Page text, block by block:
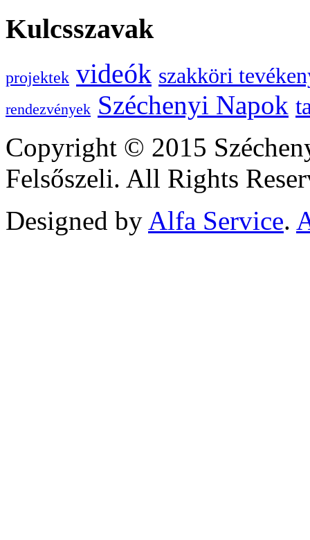
Kulcsszavak
projektek videók szakköri
rendezvények Széchenyi Napok
Copyright © 2015
Felsőszeli. All Rights
Designed by Alfa Service.